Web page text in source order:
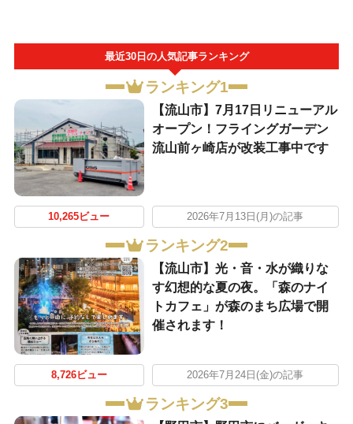
最近30日の人気記事ランキング
ランキング1
【流山市】7月17日リニューアル
オープン！フライングガーデン
流山前ヶ崎店が改装工事中です
10,265ビュー 2026年7月13日(月)の記事
ランキング2
【流山市】光・音・水が織りな
す幻想的な夏の夜。「森のナイ
トカフェ」が森のまち広場で開
催されます！
8,726ビュー 2026年7月24日(金)の記事
ランキング3